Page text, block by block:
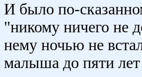
И было по-
"никому ничего не
нему ночью не
малыша до пяти лет